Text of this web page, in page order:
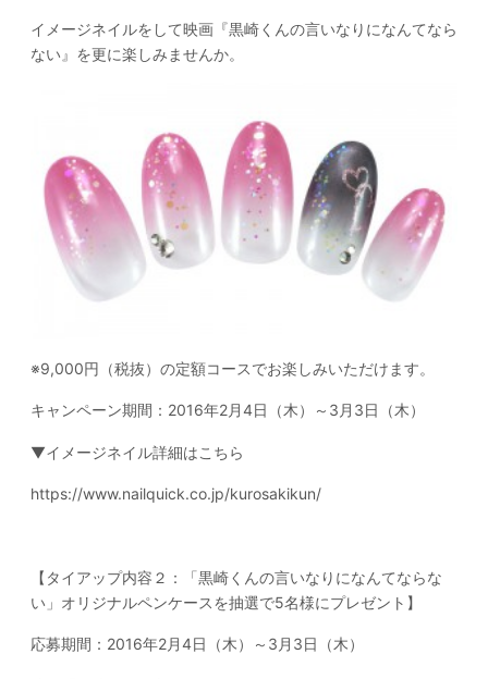
イメージネイルをして映画『黒崎くんの言いなりになんてなら
ない』を更に楽しみませんか。
※9,000円（税抜）の定額コースでお楽しみいただけます。
キャンペーン期間：2016年2月4日（木）～3月3日（木）
▼イメージネイル詳細はこちら
https://www.nailquick.co.jp/kurosakikun/
【タイアップ内容２：「黒崎くんの言いなりになんてならな
い」オリジナルペンケースを抽選で5名様にプレゼント】
応募期間：2016年2月4日（木）～3月3日（木）